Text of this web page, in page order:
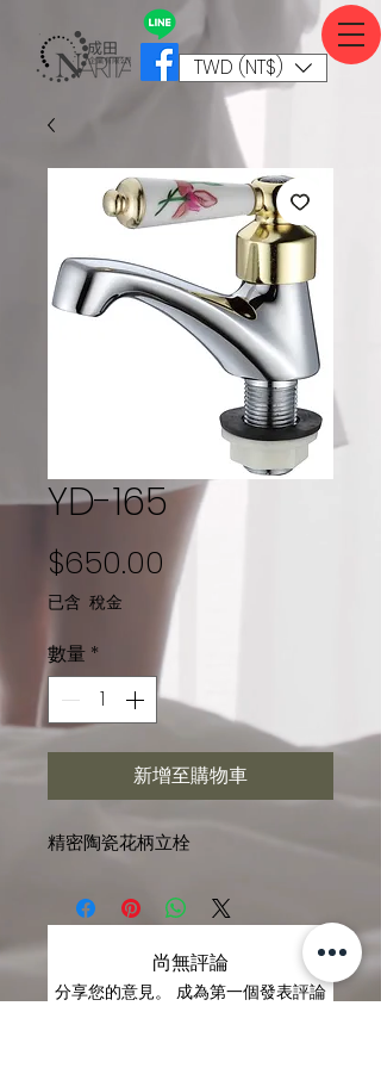
TWD (NT$)
YD-165
$650.00 價格
已含 稅金
數量 *
新增至購物車
精密陶瓷花柄立栓
尚無評論
分享您的意見。 成為第一個發表評論